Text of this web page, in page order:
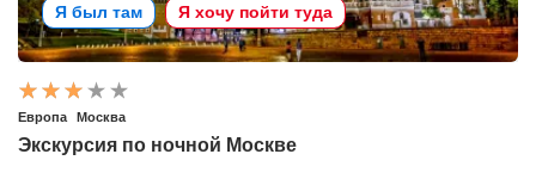
Я был там Я хочу пойти туда
Европа Москва
Экскурсия по ночной Москве